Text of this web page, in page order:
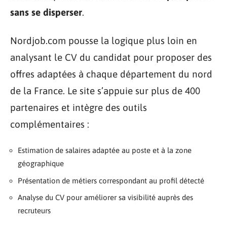
sans se disperser.
Nordjob.com pousse la logique plus loin en
analysant le CV du candidat pour proposer des
offres adaptées à chaque département du nord
de la France. Le site s’appuie sur plus de 400
partenaires et intègre des outils
complémentaires :
Estimation de salaires adaptée au poste et à la zone
géographique
Présentation de métiers correspondant au profil détecté
Analyse du CV pour améliorer sa visibilité auprès des
recruteurs